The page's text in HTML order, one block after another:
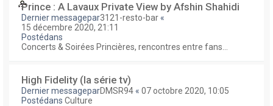
Prince : A Lavaux Private View by Afshin Shahidi
Dernier messagepar3121-resto-bar «
15 décembre 2020, 21:11
Postédans
Concerts & Soirées Princières, rencontres entre fans...
High Fidelity (la série tv)
Dernier messageparDMSR94 « 07 octobre 2020, 10:05
Postédans Culture